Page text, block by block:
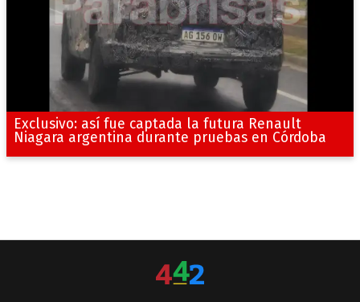
Exclusivo: así fue captada la futura Renault
Niagara argentina durante pruebas en Córdoba